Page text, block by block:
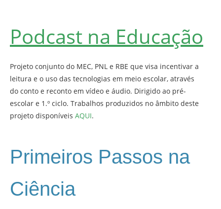
Podcast na Educação
Projeto conjunto do MEC, PNL e RBE que visa incentivar a
leitura e o uso das tecnologias em meio escolar, através
do conto e reconto em vídeo e áudio. Dirigido ao pré-
escolar e 1.º ciclo. Trabalhos produzidos no âmbito deste
projeto disponíveis AQUI.
Primeiros Passos na
Ciência